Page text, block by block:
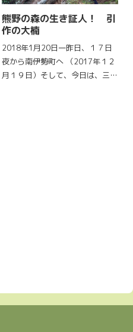
熊野の森の生き証人！ 引
作の大楠
2018年1月20日一昨日、１７日
夜から南伊勢町へ （2017年１２
月１９日）そして、今日は、三重